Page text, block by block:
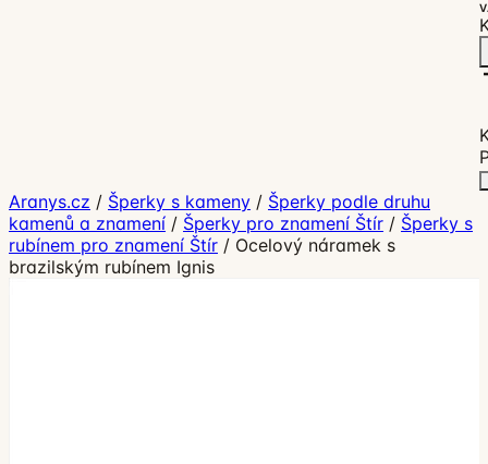
Aranys.cz / Šperky s kameny / Šperky podle druhu
kamenů a znamení / Šperky pro znamení Štír / Šperky s
rubínem pro znamení Štír / Ocelový náramek s
brazilským rubínem Ignis